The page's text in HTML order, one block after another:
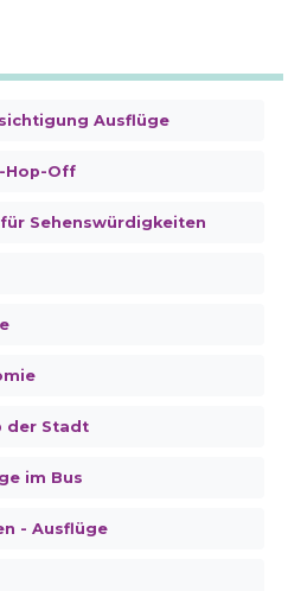
Ausflüge
Hop-Off
Sehenswürdigkeiten
der Stadt
im Bus
- Ausflüge